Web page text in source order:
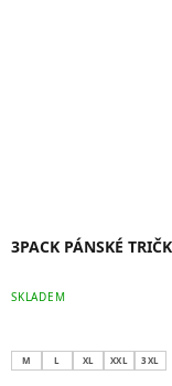
SKLADEM
M L XL XXL 3XL